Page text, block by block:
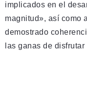
implicados en el
magnitud», así como
demostrado
las ganas de